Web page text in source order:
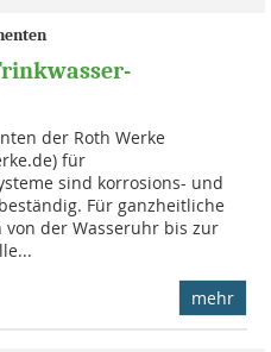
der Roth Werke
für
sind korrosions- und
Für ganzheitliche
von der Wasseruhr bis zur
mehr